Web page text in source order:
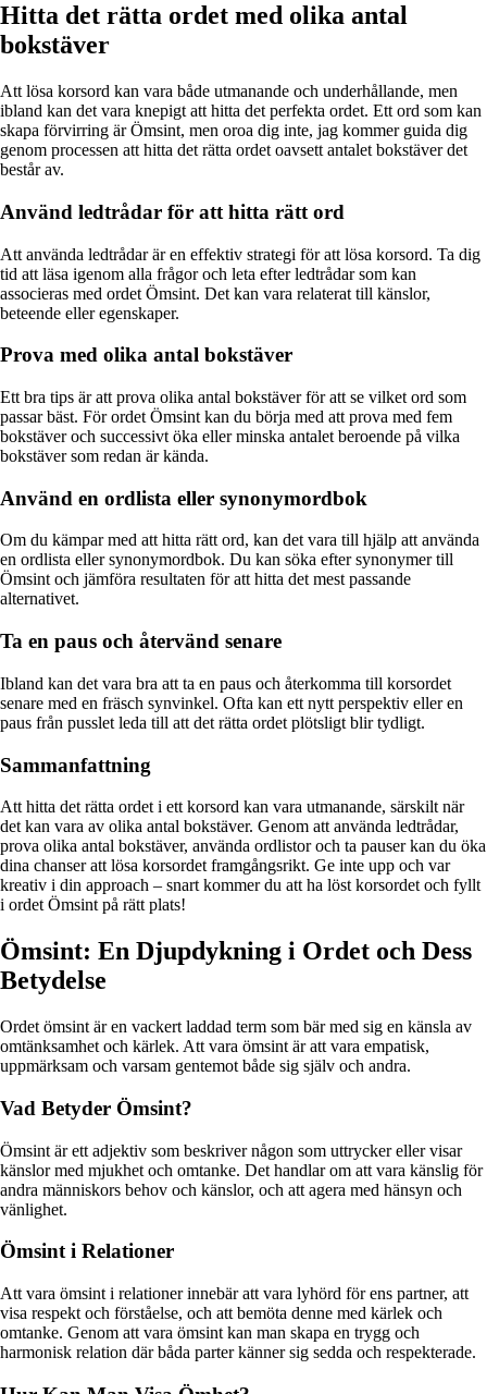
Hitta det rätta ordet med olika antal
bokstäver
Att lösa korsord kan vara både utmanande och underhållande, men
ibland kan det vara knepigt att hitta det perfekta ordet. Ett ord som kan
skapa förvirring är Ömsint, men oroa dig inte, jag kommer guida dig
genom processen att hitta det rätta ordet oavsett antalet bokstäver det
består av.
Använd ledtrådar för att hitta rätt ord
Att använda ledtrådar är en effektiv strategi för att lösa korsord. Ta dig
tid att läsa igenom alla frågor och leta efter ledtrådar som kan
associeras med ordet Ömsint. Det kan vara relaterat till känslor,
beteende eller egenskaper.
Prova med olika antal bokstäver
Ett bra tips är att prova olika antal bokstäver för att se vilket ord som
passar bäst. För ordet Ömsint kan du börja med att prova med fem
bokstäver och successivt öka eller minska antalet beroende på vilka
bokstäver som redan är kända.
Använd en ordlista eller synonymordbok
Om du kämpar med att hitta rätt ord, kan det vara till hjälp att använda
en ordlista eller synonymordbok. Du kan söka efter synonymer till
Ömsint och jämföra resultaten för att hitta det mest passande
alternativet.
Ta en paus och återvänd senare
Ibland kan det vara bra att ta en paus och återkomma till korsordet
senare med en fräsch synvinkel. Ofta kan ett nytt perspektiv eller en
paus från pusslet leda till att det rätta ordet plötsligt blir tydligt.
Sammanfattning
Att hitta det rätta ordet i ett korsord kan vara utmanande, särskilt när
det kan vara av olika antal bokstäver. Genom att använda ledtrådar,
prova olika antal bokstäver, använda ordlistor och ta pauser kan du öka
dina chanser att lösa korsordet framgångsrikt. Ge inte upp och var
kreativ i din approach – snart kommer du att ha löst korsordet och fyllt
i ordet Ömsint på rätt plats!
Ömsint: En Djupdykning i Ordet och Dess
Betydelse
Ordet ömsint är en vackert laddad term som bär med sig en känsla av
omtänksamhet och kärlek. Att vara ömsint är att vara empatisk,
uppmärksam och varsam gentemot både sig själv och andra.
Vad Betyder Ömsint?
Ömsint är ett adjektiv som beskriver någon som uttrycker eller visar
känslor med mjukhet och omtanke. Det handlar om att vara känslig för
andra människors behov och känslor, och att agera med hänsyn och
vänlighet.
Ömsint i Relationer
Att vara ömsint i relationer innebär att vara lyhörd för ens partner, att
visa respekt och förståelse, och att bemöta denne med kärlek och
omtanke. Genom att vara ömsint kan man skapa en trygg och
harmonisk relation där båda parter känner sig sedda och respekterade.